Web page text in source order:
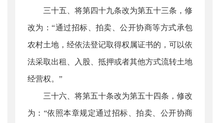
三十五、将第四十九条改为第五十三条，修
改为：“通过招标、拍卖、公开协商等方式承包
农村土地，经依法登记取得权属证书的，可以依
法采取出租、入股、抵押或者其他方式流转土地
经营权。”
三十六、将第五十条改为第五十四条，修改
为：“依照本章规定通过招标、拍卖、公开协商